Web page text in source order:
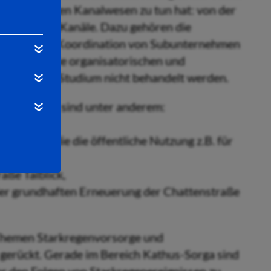
städtischen Kanalwesen zu tun hat: von der
der Kanäle. Dazu gehören die
und Koordination von Subunternehmen
sie sind die organisatorischen und
die im Studium nicht behandelt werden.
sind unter anderem:
die die öffentliche Nutzung z.B. für
Talblick,
grundhaften Erneuerung der Chattenstraße
Starkregenvorsorge und
Gerade im Bereich Kathus-Sorga sind